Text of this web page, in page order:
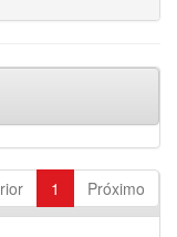
1 Próximo